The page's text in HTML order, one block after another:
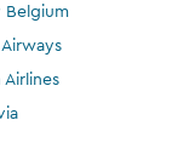
Belgium
Airlines